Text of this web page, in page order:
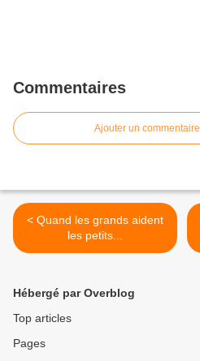
Commentaires
Ajouter un commentaire
< Quand les grands aident
les petits...
Hébergé par Overblog
Top articles
Pages